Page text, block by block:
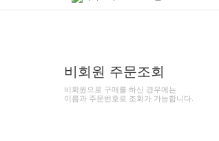
비회원 주문조회
비회원으로 구매를 하신 경우에는
이름과 주문번호로 조회가 가능합니다.